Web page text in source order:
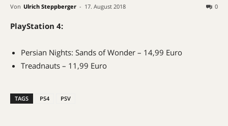
Von Ulrich Steppberger - 17. August 2018 0
PlayStation 4:
Persian Nights: Sands of Wonder – 14,99 Euro
Treadnauts – 11,99 Euro
TAGS PS4 PSV